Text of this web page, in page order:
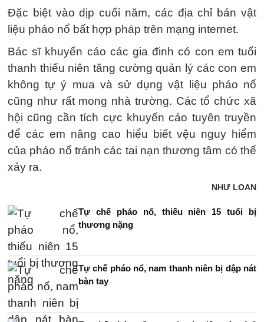
Đặc biệt vào dịp cuối năm, các địa chỉ bán vật
liệu pháo nổ bất hợp pháp trên mạng internet.
Bác sĩ khuyến cáo các gia đinh có con em tuổi
thanh thiếu niên tăng cường quản lý các con em
không tự ý mua và sử dụng vật liệu pháo nổ
cũng như rất mong nhà trường. Các tổ chức xã
hội cũng cần tích cực khuyến cáo tuyên truyền
để các em nâng cao hiểu biết vệu nguy hiểm
của pháo nổ tránh các tai nạn thương tâm có thể
xảy ra.
NHƯ LOAN
Tự chế pháo nổ, thiếu niên 15 tuổi bị
thương nặng
Tự chế pháo nổ, nam thanh niên bị dập nát
bàn tay